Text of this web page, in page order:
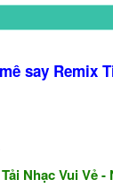
say Remix
Vẻ - Năm